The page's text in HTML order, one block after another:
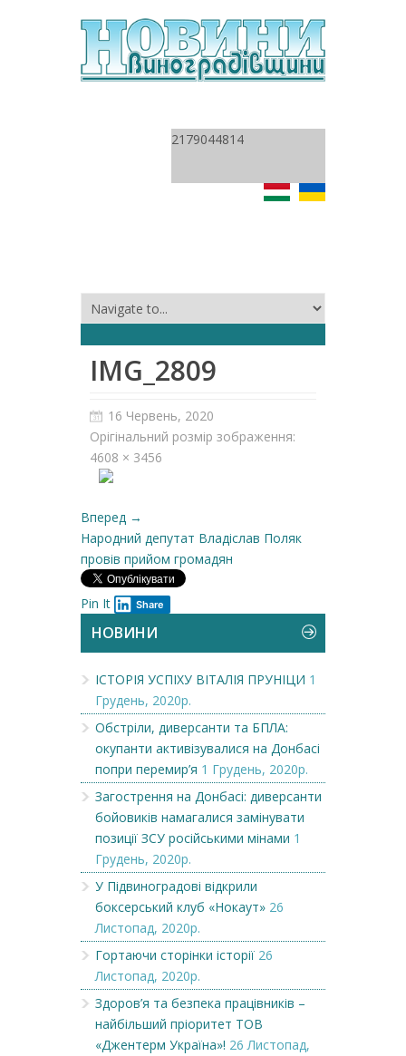
2179044814
IMG_2809
16 Червень, 2020
Орігінальний розмір зображення:
4608 × 3456
Вперед →
Народний депутат Владіслав Поляк
провів прийом громадян
Pin It Share
НОВИНИ
ІСТОРІЯ УСПІХУ ВІТАЛІЯ ПРУНІЦИ 1
Грудень, 2020р.
Обстріли, диверсанти та БПЛА:
окупанти активізувалися на Донбасі
попри перемир’я 1 Грудень, 2020р.
Загострення на Донбасі: диверсанти
бойовиків намагалися замінувати
позиції ЗСУ російськими мінами 1
Грудень, 2020р.
У Підвиноградові відкрили
боксерський клуб «Нокаут» 26
Листопад, 2020р.
Гортаючи сторінки історії 26
Листопад, 2020р.
Здоров’я та безпека працівників –
найбільший пріоритет ТОВ
«Джентерм Україна»! 26 Листопад,